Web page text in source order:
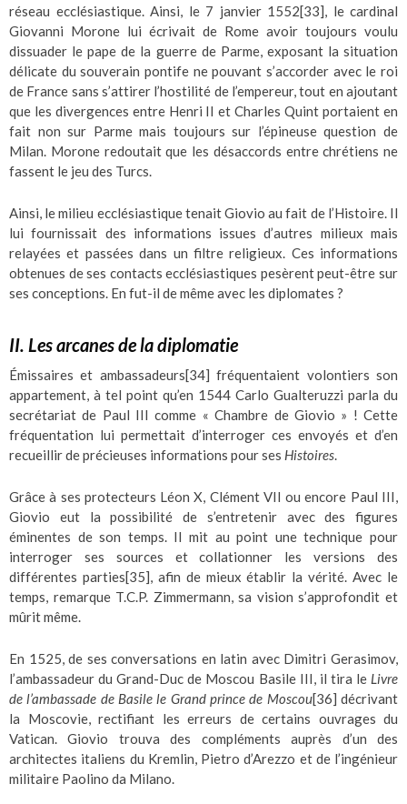
réseau ecclésiastique. Ainsi, le 7 janvier 1552[33], le cardinal
Giovanni Morone lui écrivait de Rome avoir toujours voulu
dissuader le pape de la guerre de Parme, exposant la situation
délicate du souverain pontife ne pouvant s’accorder avec le roi
de France sans s’attirer l’hostilité de l’empereur, tout en ajoutant
que les divergences entre Henri II et Charles Quint portaient en
fait non sur Parme mais toujours sur l’épineuse question de
Milan. Morone redoutait que les désaccords entre chrétiens ne
fassent le jeu des Turcs.
Ainsi, le milieu ecclésiastique tenait Giovio au fait de l’Histoire. Il
lui fournissait des informations issues d’autres milieux mais
relayées et passées dans un filtre religieux. Ces informations
obtenues de ses contacts ecclésiastiques pesèrent peut-être sur
ses conceptions. En fut-il de même avec les diplomates ?
II. Les arcanes de la diplomatie
Émissaires et ambassadeurs[34] fréquentaient volontiers son
appartement, à tel point qu’en 1544 Carlo Gualteruzzi parla du
secrétariat de Paul III comme « Chambre de Giovio » ! Cette
fréquentation lui permettait d’interroger ces envoyés et d’en
recueillir de précieuses informations pour ses Histoires.
Grâce à ses protecteurs Léon X, Clément VII ou encore Paul III,
Giovio eut la possibilité de s’entretenir avec des figures
éminentes de son temps. Il mit au point une technique pour
interroger ses sources et collationner les versions des
différentes parties[35], afin de mieux établir la vérité. Avec le
temps, remarque T.C.P. Zimmermann, sa vision s’approfondit et
mûrit même.
En 1525, de ses conversations en latin avec Dimitri Gerasimov,
l’ambassadeur du Grand-Duc de Moscou Basile III, il tira le Livre
de l’ambassade de Basile le Grand prince de Moscou[36] décrivant
la Moscovie, rectifiant les erreurs de certains ouvrages du
Vatican. Giovio trouva des compléments auprès d’un des
architectes italiens du Kremlin, Pietro d’Arezzo et de l’ingénieur
militaire Paolino da Milano.